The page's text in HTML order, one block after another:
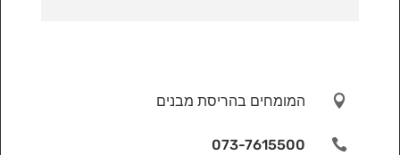
 המומחים בהריסת מבנים

073-7615500